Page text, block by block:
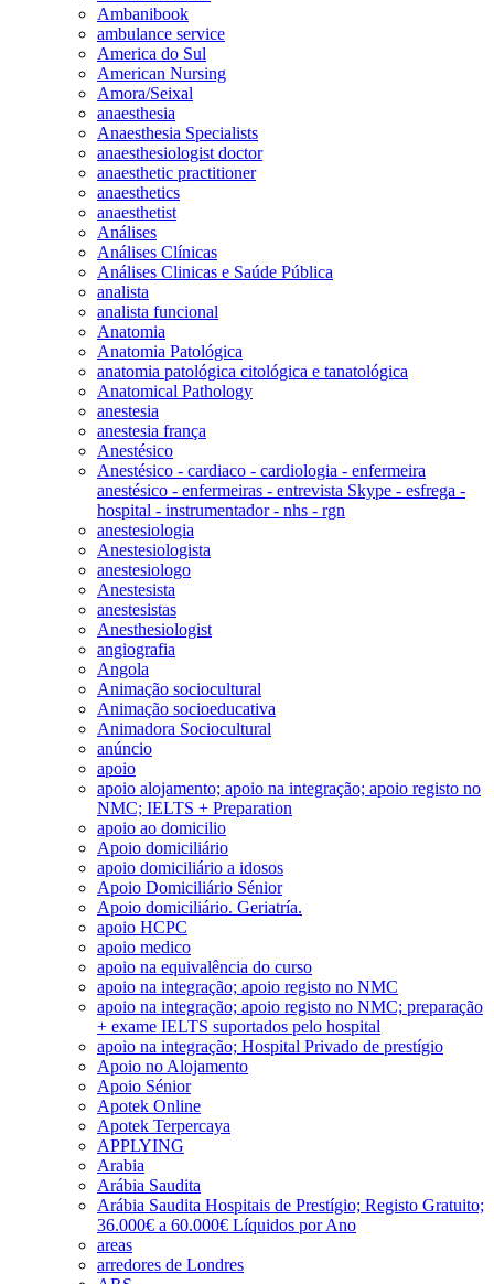
Ambanibook
ambulance service
America do Sul
American Nursing
Amora/Seixal
anaesthesia
Anaesthesia Specialists
anaesthesiologist doctor
anaesthetic practitioner
anaesthetics
anaesthetist
Análises
Análises Clínicas
Análises Clinicas e Saúde Pública
analista
analista funcional
Anatomia
Anatomia Patológica
anatomia patológica citológica e tanatológica
Anatomical Pathology
anestesia
anestesia frança
Anestésico
Anestésico - cardiaco - cardiologia - enfermeira
anestésico - enfermeiras - entrevista Skype - esfrega -
hospital - instrumentador - nhs - rgn
anestesiologia
Anestesiologista
anestesiologo
Anestesista
anestesistas
Anesthesiologist
angiografia
Angola
Animação sociocultural
Animação socioeducativa
Animadora Sociocultural
anúncio
apoio
apoio alojamento; apoio na integração; apoio registo no
NMC; IELTS + Preparation
apoio ao domicilio
Apoio domiciliário
apoio domiciliário a idosos
Apoio Domiciliário Sénior
Apoio domiciliário. Geriatría.
apoio HCPC
apoio medico
apoio na equivalência do curso
apoio na integração; apoio registo no NMC
apoio na integração; apoio registo no NMC; preparação
+ exame IELTS suportados pelo hospital
apoio na integração; Hospital Privado de prestígio
Apoio no Alojamento
Apoio Sénior
Apotek Online
Apotek Terpercaya
APPLYING
Arabia
Arábia Saudita
Arábia Saudita Hospitais de Prestígio; Registo Gratuito;
36.000€ a 60.000€ Líquidos por Ano
areas
arredores de Londres